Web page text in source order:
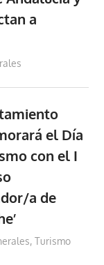
a
el Día
con el I
a de
,Turismo